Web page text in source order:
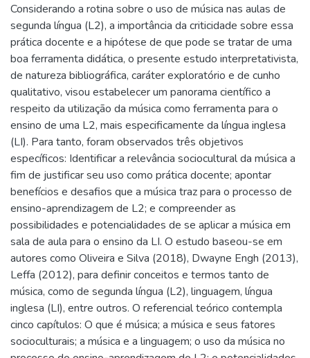
Considerando a rotina sobre o uso de música nas aulas de
segunda língua (L2), a importância da criticidade sobre essa
prática docente e a hipótese de que pode se tratar de uma
boa ferramenta didática, o presente estudo interpretativista,
de natureza bibliográfica, caráter exploratório e de cunho
qualitativo, visou estabelecer um panorama científico a
respeito da utilização da música como ferramenta para o
ensino de uma L2, mais especificamente da língua inglesa
(LI). Para tanto, foram observados três objetivos
específicos: Identificar a relevância sociocultural da música a
fim de justificar seu uso como prática docente; apontar
benefícios e desafios que a música traz para o processo de
ensino-aprendizagem de L2; e compreender as
possibilidades e potencialidades de se aplicar a música em
sala de aula para o ensino da LI. O estudo baseou-se em
autores como Oliveira e Silva (2018), Dwayne Engh (2013),
Leffa (2012), para definir conceitos e termos tanto de
música, como de segunda língua (L2), linguagem, língua
inglesa (LI), entre outros. O referencial teórico contempla
cinco capítulos: O que é música; a música e seus fatores
socioculturais; a música e a linguagem; o uso da música no